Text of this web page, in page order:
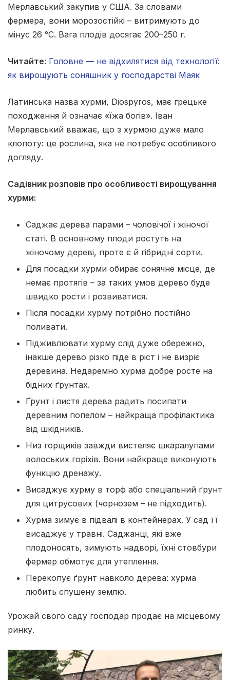
Мерлавський закупив у США. За словами
фермера, вони морозостійкі – витримують до
мінус 26 °С. Вага плодів досягає 200–250 г.
Читайте: Головне — не відхилятися від технології:
як вирощують соняшник у господарстві Маяк
Латинська назва хурми, Diospyros, має грецьке
походження й означає «їжа богів». Іван
Мерлавський вважає, що з хурмою дуже мало
клопоту: це рослина, яка не потребує особливого
догляду.
Садівник розповів про особливості вирощування
хурми:
Саджає дерева парами – чоловічої і жіночої
статі. В основному плоди ростуть на
жіночому дереві, проте є й гібридні сорти.
Для посадки хурми обирає сонячне місце, де
немає протягів – за таких умов дерево буде
швидко рости і розвиватися.
Після посадки хурму потрібно постійно
поливати.
Підживлювати хурму слід дуже обережно,
інакше дерево різко піде в ріст і не визріє
деревина. Недаремно хурма добре росте на
бідних ґрунтах.
Ґрунт і листя дерева радить посипати
деревним попелом – найкраща профілактика
від шкідників.
Низ горщиків завжди вистеляє шкаралупами
волоських горіхів. Вони найкраще виконують
функцію дренажу.
Висаджує хурму в торф або спеціальний ґрунт
для цитрусових (чорнозем – не підходить).
Хурма зимує в підвалі в контейнерах. У сад її
висаджує у травні. Саджанці, які вже
плодоносять, зимують надворі, їхні стовбури
фермер обмотує для утеплення.
Перекопує ґрунт навколо дерева: хурма
любить спушену землю.
Урожай свого саду господар продає на місцевому
ринку.